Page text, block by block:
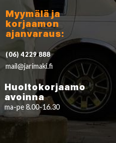
Myymälä ja
korjaamon
ajanvaraus:
(06) 4229 888
mail@jarimaki.fi
Huoltokorjaamo
avoinna
ma-pe 8.00-16.30